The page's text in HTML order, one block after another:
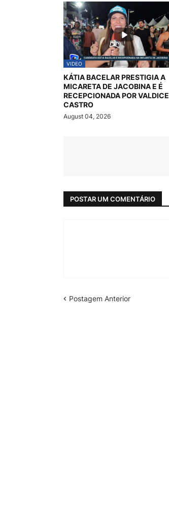
VIDEO
KÁTIA BACELAR PRESTIGIA A
MICARETA DE JACOBINA E É
RECEPCIONADA POR VALDICE
CASTRO
August 04, 2026
POSTAR UM COMENTÁRIO
Postagem Anterior